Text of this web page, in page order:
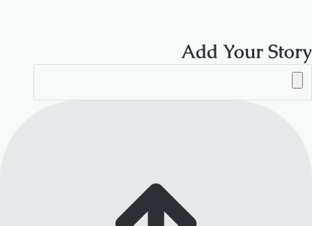
Add Your Story